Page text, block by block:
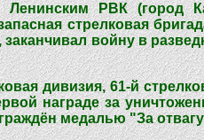
РВК (город
стрелковая
войну в
дивизия, 61-й
награде за
медалью "За